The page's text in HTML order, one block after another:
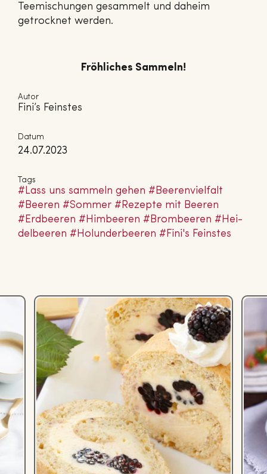
Teemischungen gesammelt und daheim
getrocknet werden.
Fröhliches Sammeln!
Autor
Fini’s Feinstes
Datum
24.07.2023
Tags
#Lass uns sammeln gehen #Bee­ren­viel­falt
#Beeren #Sommer #Rezepte mit Beeren
#Erdbeeren #Himbeeren #Brom­bee­ren #Hei­
del­bee­ren #Ho­lun­der­bee­ren #Fini's Feinstes